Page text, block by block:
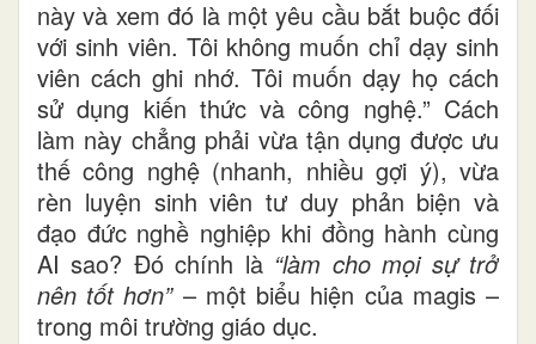
này và xem đó là một yêu cầu bắt buộc đối
với sinh viên. Tôi không muốn chỉ dạy sinh
viên cách ghi nhớ. Tôi muốn dạy họ cách
sử dụng kiến thức và công nghệ.” Cách
làm này chẳng phải vừa tận dụng được ưu
thế công nghệ (nhanh, nhiều gợi ý), vừa
rèn luyện sinh viên tư duy phản biện và
đạo đức nghề nghiệp khi đồng hành cùng
AI sao? Đó chính là “làm cho mọi sự trở
nên tốt hơn”– một biểu hiện của magis –
trong môi trường giáo dục.